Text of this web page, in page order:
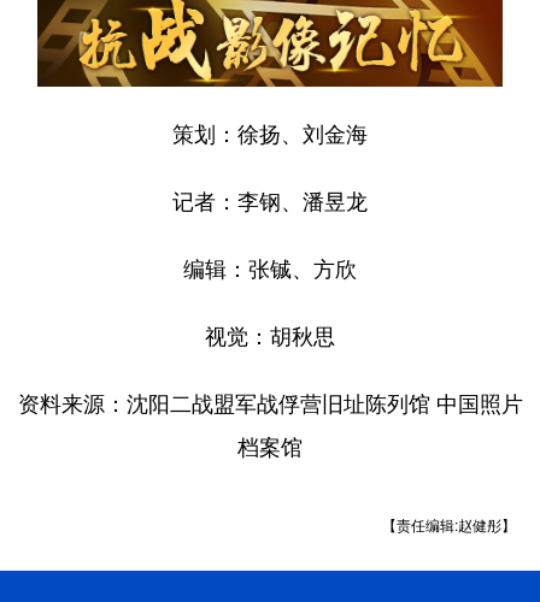
策划：徐扬、刘金海
记者：李钢、潘昱龙
编辑：张铖、方欣
视觉：胡秋思
资料来源：沈阳二战盟军战俘营旧址陈列馆 中国照片
档案馆
【责任编辑:赵健彤】